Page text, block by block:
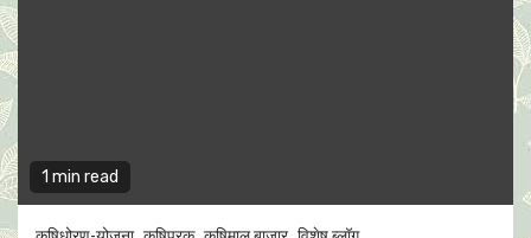
1 min read